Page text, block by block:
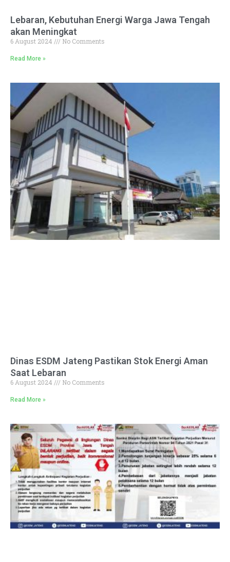
Lebaran, Kebutuhan Energi Warga Jawa Tengah
akan Meningkat
6 August 2024 No Comments
Read More »
Dinas ESDM Jateng Pastikan Stok Energi Aman
Saat Lebaran
6 August 2024 No Comments
Read More »